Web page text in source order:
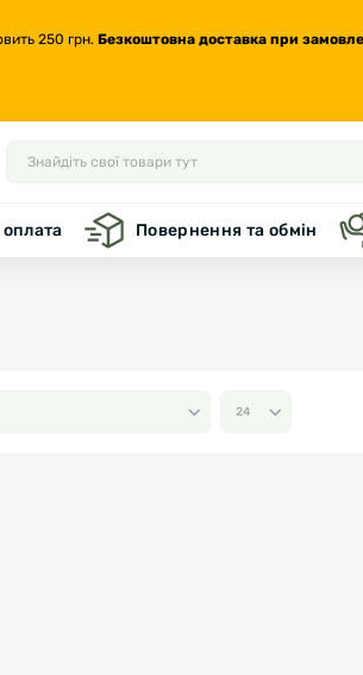
250 грн. Безкоштовна доставка при
Повернення та обмін